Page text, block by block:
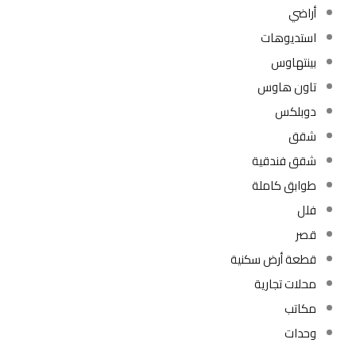
أراضي
استديوهات
بينتهاوس
تاون هاوس
دوبلكس
شقق
شقق فندقية
طوابق كاملة
فلل
قصر
قطعة أرض سكنية
محلات تجارية
مكاتب
وحدات